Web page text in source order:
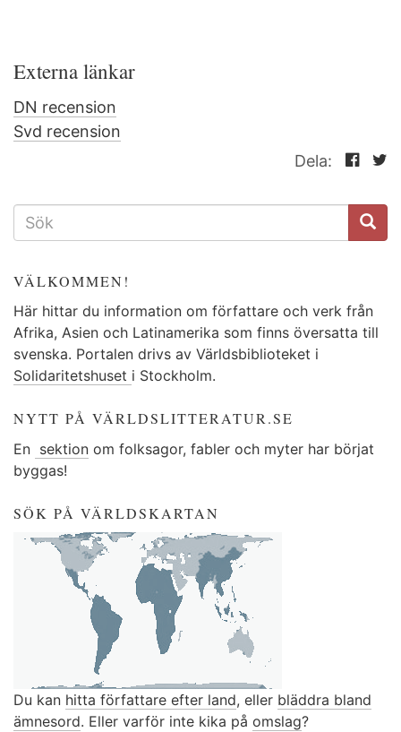
Externa länkar
DN recension
Svd recension
Dela:
SÖKFORMULÄR
VÄLKOMMEN!
Här hittar du information om författare och verk från
Afrika, Asien och Latinamerika som finns översatta till
svenska. Portalen drivs av Världsbiblioteket i
Solidaritetshuset i Stockholm.
NYTT PÅ VÄRLDSLITTERATUR.SE
En sektion om folksagor, fabler och myter har börjat
byggas!
SÖK PÅ VÄRLDSKARTAN
Du kan hitta författare efter land, eller bläddra bland
ämnesord. Eller varför inte kika på omslag?